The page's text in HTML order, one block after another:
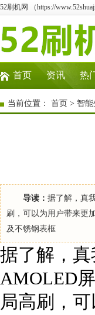
52刷机网 （https://
首页 资讯 热
当前位置： 首页 > 智
导读： 据了解，真
刷，可以为用户带来更
及不锈钢表框
据了解，
AMOLED
局高刷，